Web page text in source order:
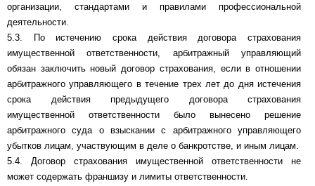
организации, стандартами и правилами профессиональной
деятельности.
5.3. По истечению срока действия договора страхования
имущественной ответственности, арбитражный управляющий
обязан заключить новый договор страхования, если в отношении
арбитражного управляющего в течение трех лет до дня истечения
срока действия предыдущего договора страхования
имущественной ответственности было вынесено решение
арбитражного суда о взыскании с арбитражного управляющего
убытков лицам, участвующим в деле о банкротстве, и иным лицам.
5.4. Договор страхования имущественной ответственности не
может содержать франшизу и лимиты ответственности.